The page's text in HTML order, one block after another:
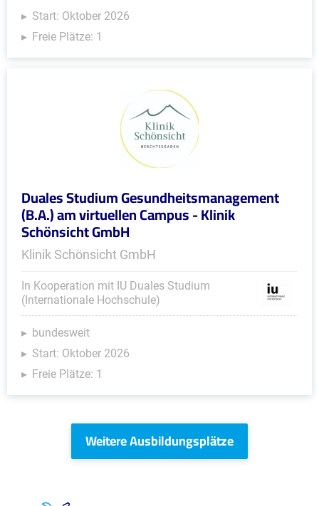
Start: Oktober 2026
Freie Plätze: 1
Duales Studium Gesundheitsmanagement
(B.A.) am virtuellen Campus - Klinik
Schönsicht GmbH
Klinik Schönsicht GmbH
In Kooperation mit IU Duales Studium
(Internationale Hochschule)
bundesweit
Start: Oktober 2026
Freie Plätze: 1
Weitere Ausbildungsplätze